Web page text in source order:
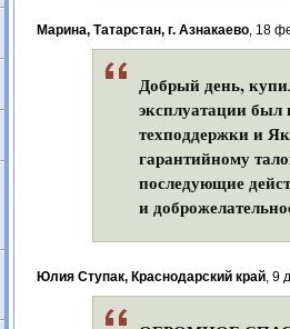
Марина, Татарстан, г. Азнакаево, 18
Добрый день,
эксплуатации был
техподдержки и
гарантийному
последующие
и
Юлия Ступак, Краснодарский край, 9